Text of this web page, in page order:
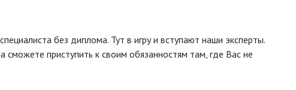
без диплома. Тут в игру и вступают наши эксперты.
приступить к своим обязанностям там, где Вас не